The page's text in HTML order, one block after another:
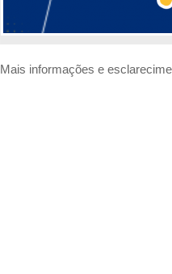
Mais informações e